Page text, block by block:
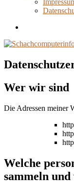
Disclaimer
Wer wir sind
Die Adressen meiner
Welche
sammeln